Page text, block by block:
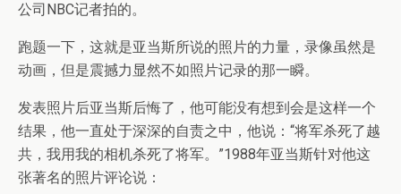
公司NBC记者拍的。
跑题一下，这就是亚当斯所说的照片的力量，录像虽然是
动画，但是震撼力显然不如照片记录的那一瞬。
发表照片后亚当斯后悔了，他可能没有想到会是这样一个
结果，他一直处于深深的自责之中，他说：“将军杀死了越
共，我用我的相机杀死了将军。”1988年亚当斯针对他这
张著名的照片评论说：